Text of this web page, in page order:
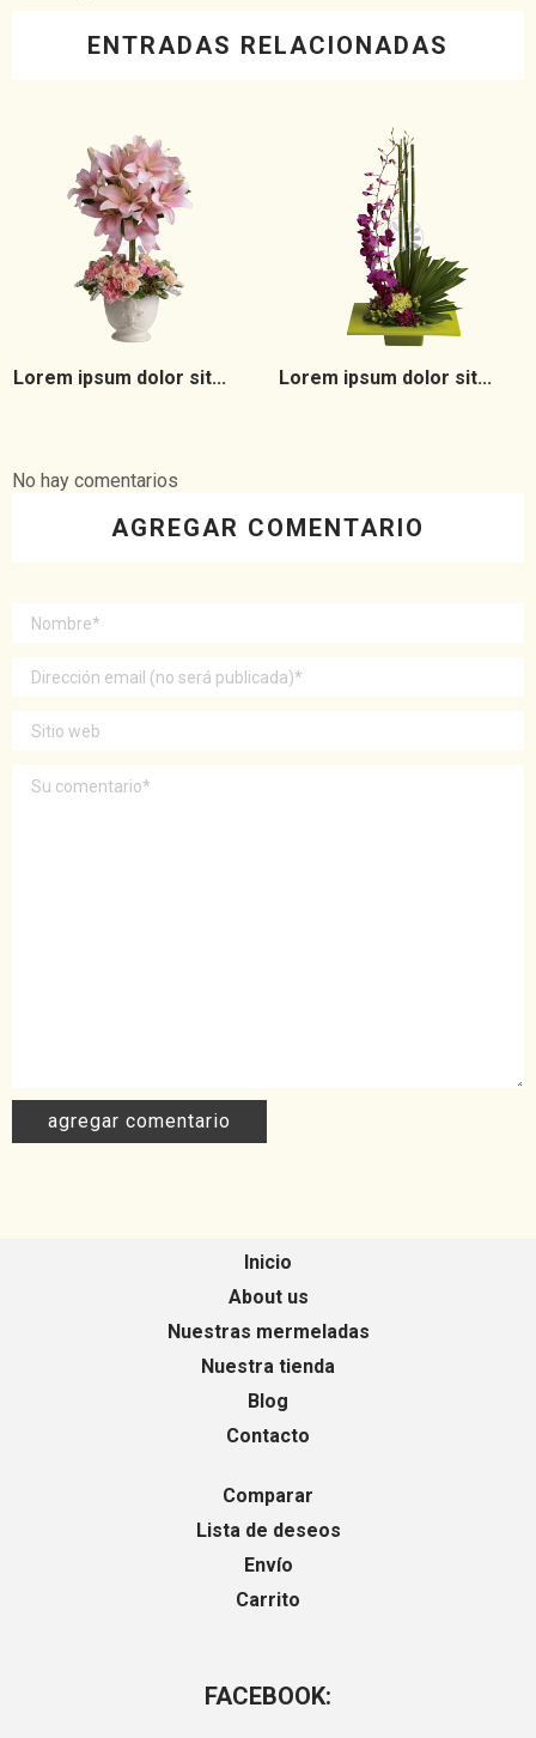
ENTRADAS RELACIONADAS
Lorem ipsum dolor sit... Lorem ipsum dolor sit...
No hay comentarios
AGREGAR COMENTARIO
Inicio
About us
Nuestras mermeladas
Nuestra tienda
Blog
Contacto
Comparar
Lista de deseos
Envío
Carrito
FACEBOOK: